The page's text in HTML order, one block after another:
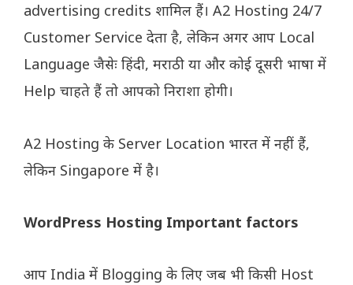
advertising credits शामिल हैं। A2 Hosting 24/7
Customer Service देता है, लेकिन अगर आप Local
Language जैसेः हिंदी, मराठी या और कोई दूसरी भाषा में
Help चाहते हैं तो आपको निराशा होगी।
A2 Hosting के Server Location भारत में नहीं हैं,
लेकिन Singapore में है।
WordPress Hosting Important factors
आप India में Blogging के लिए जब भी किसी Host